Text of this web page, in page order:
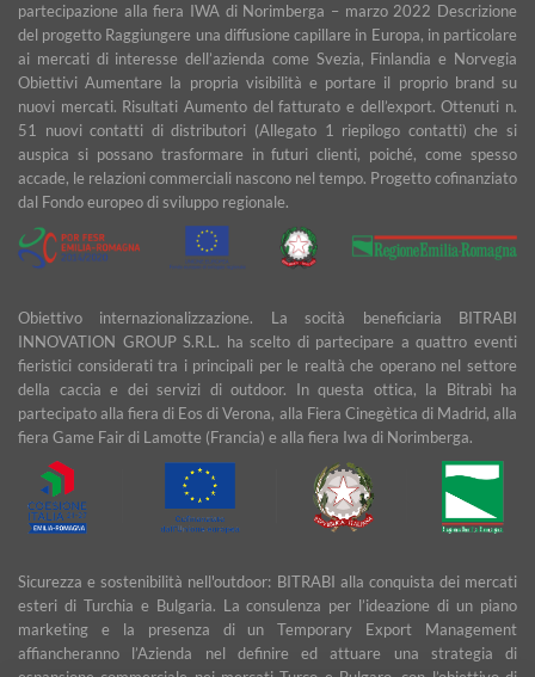
partecipazione alla fiera IWA di Norimberga – marzo 2022 Descrizione
del progetto Raggiungere una diffusione capillare in Europa, in particolare
ai mercati di interesse dell’azienda come Svezia, Finlandia e Norvegia
Obiettivi Aumentare la propria visibilità e portare il proprio brand su
nuovi mercati. Risultati Aumento del fatturato e dell’export. Ottenuti n.
51 nuovi contatti di distributori (Allegato 1 riepilogo contatti) che si
auspica si possano trasformare in futuri clienti, poiché, come spesso
accade, le relazioni commerciali nascono nel tempo. Progetto cofinanziato
dal Fondo europeo di sviluppo regionale.
Obiettivo internazionalizzazione. La socità beneficiaria BITRABI
INNOVATION GROUP S.R.L. ha scelto di partecipare a quattro eventi
fieristici considerati tra i principali per le realtà che operano nel settore
della caccia e dei servizi di outdoor. In questa ottica, la Bitrabì ha
partecipato alla fiera di Eos di Verona, alla Fiera Cinegètica di Madrid, alla
fiera Game Fair di Lamotte (Francia) e alla fiera Iwa di Norimberga.
Sicurezza e sostenibilità nell'outdoor: BITRABI alla conquista dei mercati
esteri di Turchia e Bulgaria. La consulenza per l’ideazione di un piano
marketing e la presenza di un Temporary Export Management
affiancheranno l’Azienda nel definire ed attuare una strategia di